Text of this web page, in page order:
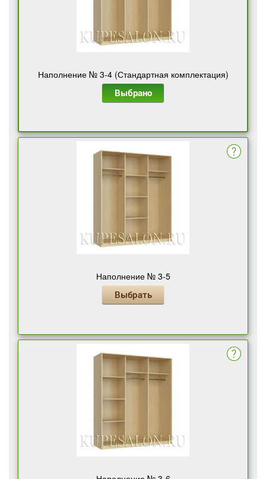
Наполнение № 3-4 (Стандартная комплектация)
Выбрано
Наполнение № 3-5
Выбрать